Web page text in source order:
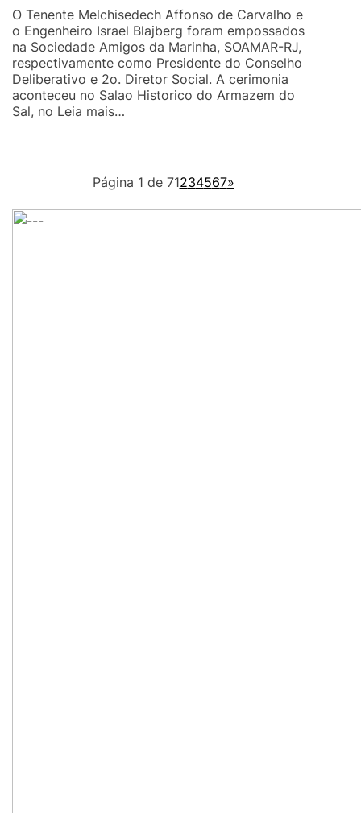
O Tenente Melchisedech Affonso de Carvalho e
o Engenheiro Israel Blajberg foram empossados
na Sociedade Amigos da Marinha, SOAMAR-RJ,
respectivamente como Presidente do Conselho
Deliberativo e 2o. Diretor Social. A cerimonia
aconteceu no Salao Historico do Armazem do
Sal, no Leia mais…
Página 1 de 71234567»